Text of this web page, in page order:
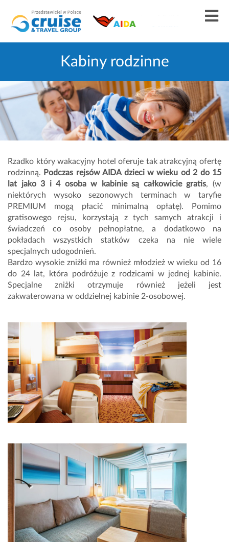
Kabiny rodzinne
Rzadko który wakacyjny hotel oferuje tak atrakcyjną ofertę
rodzinną. Podczas rejsów AIDA dzieci w wieku od 2 do 15
lat jako 3 i 4 osoba w kabinie są całkowicie gratis, (w
niektórych wysoko sezonowych terminach w taryfie
PREMIUM mogą płacić minimalną opłatę). Pomimo
gratisowego rejsu, korzystają z tych samych atrakcji i
świadczeń co osoby pełnopłatne, a dodatkowo na
pokładach wszystkich statków czeka na nie wiele
specjalnych udogodnień.
Bardzo wysokie zniżki ma również młodzież w wieku od 16
do 24 lat, która podróżuje z rodzicami w jednej kabinie.
Specjalne zniżki otrzymuje również jeżeli jest
zakwaterowana w oddzielnej kabinie 2-osobowej.